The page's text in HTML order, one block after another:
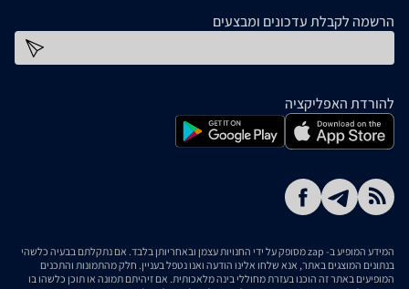
הרשמה לקבלת עדכונים ומבצעים
להורדת האפליקציה
המידע המופיע ב- zap מסופק על ידי החנויות עצמן ובאחריותן בלבד. אם נתקלתם בבעיה כלשהי
בנתונים המוצגים באתר, אנא שלחו אלינו הודעה ואנו נטפל בעניין. חלק מהתמונות והתכנים
המופיעים באתר זה הוכנו בעזרת מחוללי בינה מלאכותית. אם זיהיתם תמונה או תוכן כלשהו בו